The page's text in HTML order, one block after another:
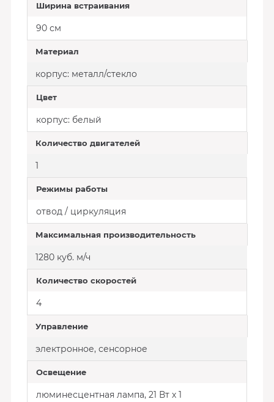
Ширина встраивания
90 см
Материал
корпус: металл/стекло
Цвет
корпус: белый
Количество двигателей
1
Режимы работы
отвод / циркуляция
Максимальная производительность
1280 куб. м/ч
Количество скоростей
4
Управление
электронное, сенсорное
Освещение
люминесцентная лампа, 21 Вт х 1